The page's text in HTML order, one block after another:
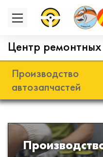
Центр
Производство
автозапчастей
Разработка и
из